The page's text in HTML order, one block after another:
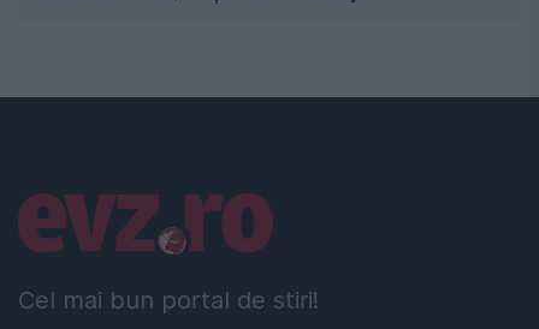
Cel mai bun portal de stiri!
Linkuri utile